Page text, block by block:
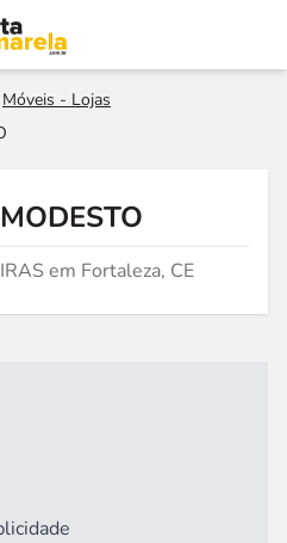
Móveis - Lojas
em Fortaleza, CE